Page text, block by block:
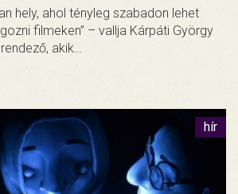
hely, ahol tényleg szabadon lehet
filmeken” – vallja Kárpáti György
akik…
hír